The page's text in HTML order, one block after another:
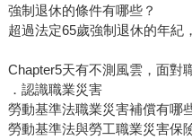
強制退休的條件有哪些？
超過法定65歲強制退休的年紀
Chapter5天有不測風雲，面對
．認識職業災害
勞動基準法職業災害補償有哪
勞動基準法與勞工職業災害保